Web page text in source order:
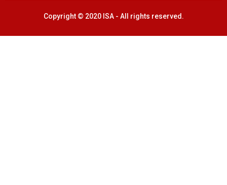
Copyright © 2020 ISA - All rights reserved.